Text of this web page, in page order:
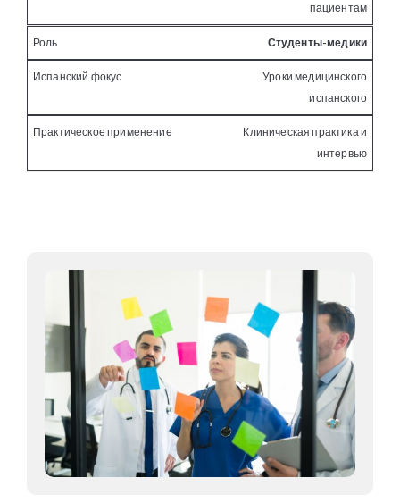
пациентам
Студенты-медики
Уроки медицинского
испанского
Клиническая практика и
интервью